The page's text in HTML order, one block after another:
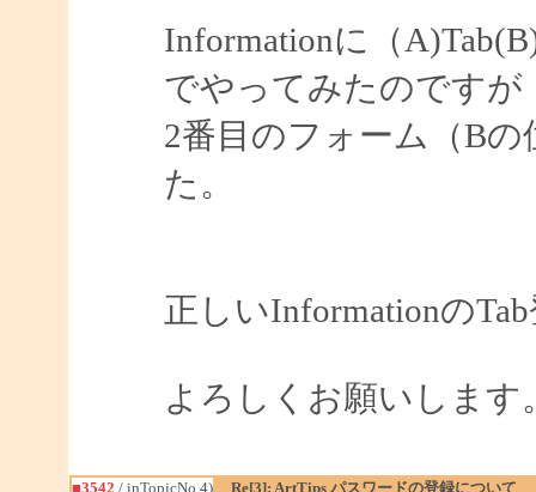
Informationに（
でやってみたのですが
2番目のフォーム（B
た。
正しいInformationの
よろしくお願いします
■3542 / inTopicNo.4) Re[3]: ArtTips パスワードの登録について